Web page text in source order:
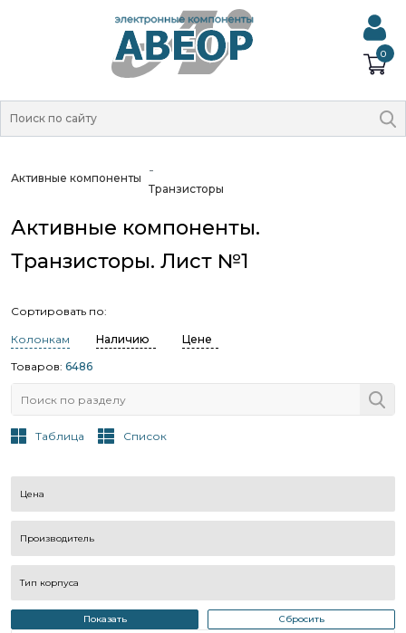
0
Активные компоненты
Транзисторы
Активные компоненты.
Транзисторы. Лист №1
Сортировать по:
Колонкам Наличию
Цене
Товаров: 6486
Таблица Список
Цена
Производитель
Тип корпуса
Показать Сбросить